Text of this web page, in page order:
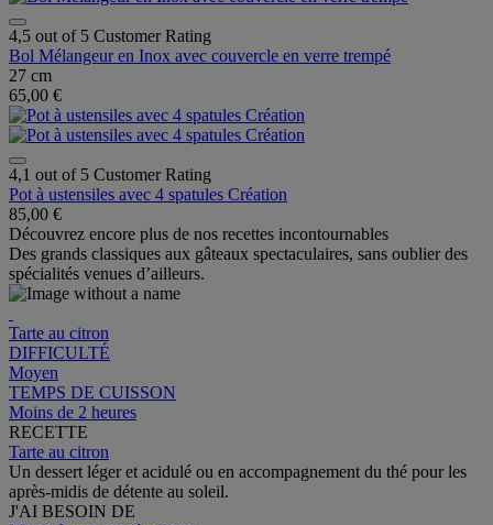
4,5 out of 5 Customer Rating
Bol Mélangeur en Inox avec couvercle en verre trempé
27 cm
65,00 €
4,1 out of 5 Customer Rating
Pot à ustensiles avec 4 spatules Création
85,00 €
Découvrez encore plus de nos recettes incontournables
Des grands classiques aux gâteaux spectaculaires, sans oublier des
spécialités venues d’ailleurs.
Tarte au citron
DIFFICULTÉ
Moyen
TEMPS DE CUISSON
Moins de 2 heures
RECETTE
Tarte au citron
Un dessert léger et acidulé ou en accompagnement du thé pour les
après-midis de détente au soleil.
J'AI BESOIN DE